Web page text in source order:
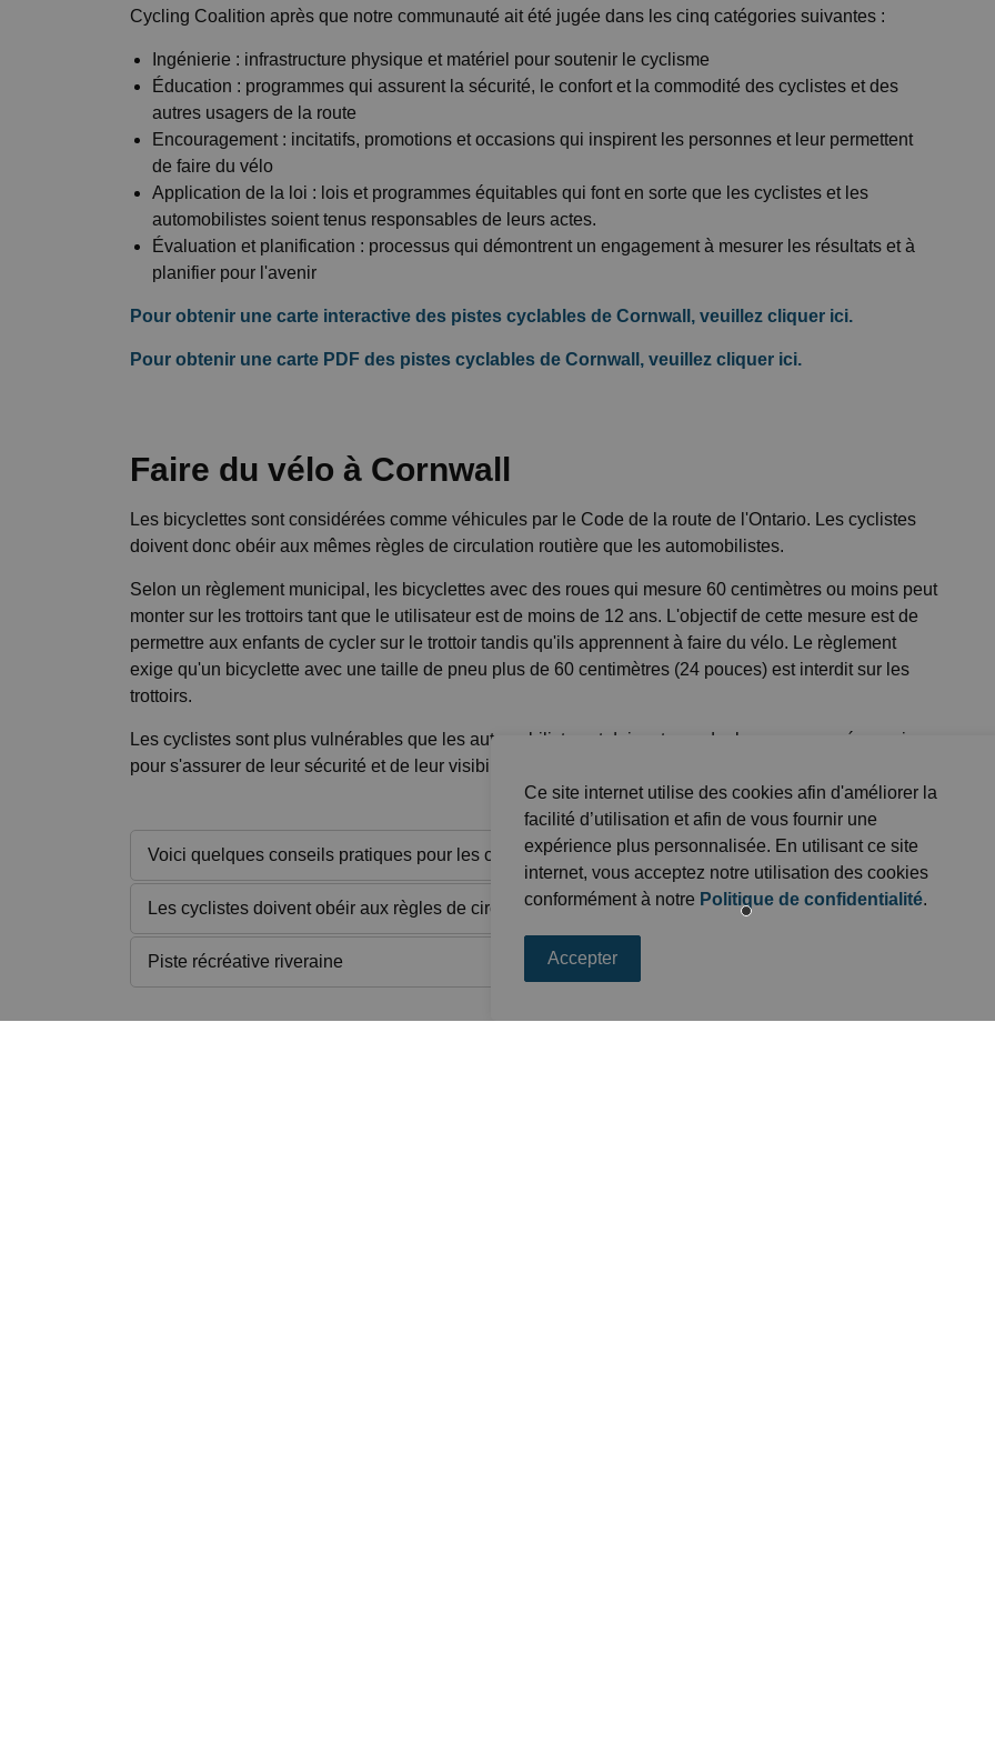
Ce site internet utilise des cookies afin d'améliorer la
facilité d’utilisation et afin de vous fournir une
expérience plus personnalisée. En utilisant ce site
internet, vous acceptez notre utilisation des cookies
conformément à notre Politique de confidentialité.
Accepter
Cycling Coalition après que notre communauté ait été jugée dans les cinq catégories suivantes :
Ingénierie : infrastructure physique et matériel pour soutenir le cyclisme
Éducation : programmes qui assurent la sécurité, le confort et la commodité des cyclistes et des
autres usagers de la route
Encouragement : incitatifs, promotions et occasions qui inspirent les personnes et leur permettent
de faire du vélo
Application de la loi : lois et programmes équitables qui font en sorte que les cyclistes et les
automobilistes soient tenus responsables de leurs actes.
Évaluation et planification : processus qui démontrent un engagement à mesurer les résultats et à
planifier pour l'avenir
Pour obtenir une carte interactive des pistes cyclables de Cornwall, veuillez cliquer ici.
Pour obtenir une carte PDF des pistes cyclables de Cornwall, veuillez cliquer ici.
Faire du vélo à Cornwall
Les bicyclettes sont considérées comme véhicules par le Code de la route de l'Ontario. Les cyclistes
doivent donc obéir aux mêmes règles de circulation routière que les automobilistes.
Selon un règlement municipal, les bicyclettes avec des roues qui mesure 60 centimètres ou moins peut
monter sur les trottoirs tant que le utilisateur est de moins de 12 ans. L'objectif de cette mesure est de
permettre aux enfants de cycler sur le trottoir tandis qu'ils apprennent à faire du vélo. Le règlement
exige qu'un bicyclette avec une taille de pneu plus de 60 centimètres (24 pouces) est interdit sur les
trottoirs.
Les cyclistes sont plus vulnérables que les automobilistes et doivent prendre les mesures nécessaires
pour s'assurer de leur sécurité et de leur visibilité dans la circulation et sur la piste récréative.
Voici quelques conseils pratiques pour les cyclistes :
Les cyclistes doivent obéir aux règles de circulation suivantes :
Piste récréative riveraine